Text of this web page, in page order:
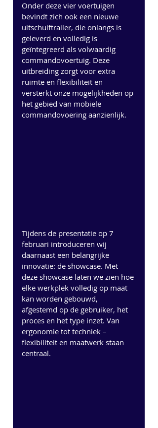
Onder deze vier voertuigen
bevindt zich ook een nieuwe
uitschuiftrailer, die onlangs is
geleverd en volledig is
geïntegreerd als volwaardig
commandovoertuig. Deze
uitbreiding zorgt voor extra
ruimte en flexibiliteit en
versterkt onze mogelijkheden op
het gebied van mobiele
commandovoering aanzienlijk.
Tijdens de presentatie op 7
februari introduceren wij
daarnaast een belangrijke
innovatie: de showcase. Met
deze showcase laten we zien hoe
elke werkplek volledig op maat
kan worden gebouwd,
afgestemd op de gebruiker, het
proces en het type inzet. Van
ergonomie tot techniek –
flexibiliteit en maatwerk staan
centraal.